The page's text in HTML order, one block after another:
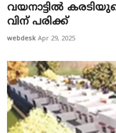
വ​യ​നാ​ട്ടി​ൽ
വി​ന് പ​രി​ക്ക്
webdesk Apr 29, 2025